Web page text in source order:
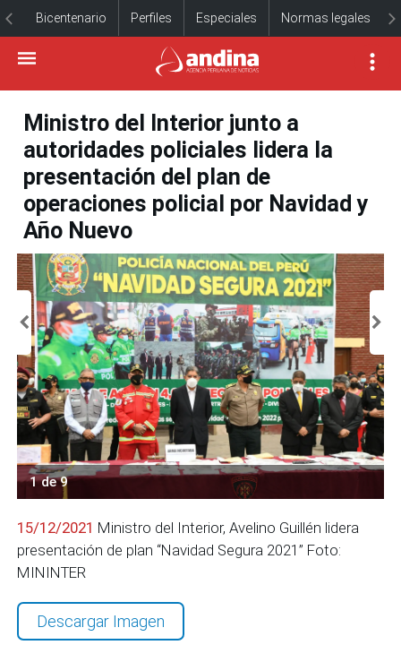
Bicentenario Perfiles Especiales Normas legales
Ministro del Interior junto a
autoridades policiales lidera la
presentación del plan de
operaciones policial por Navidad y
Año Nuevo
1 de 9
15/12/2021 Ministro del Interior, Avelino Guillén lidera
presentación de plan “Navidad Segura 2021” Foto:
MININTER
Descargar Imagen